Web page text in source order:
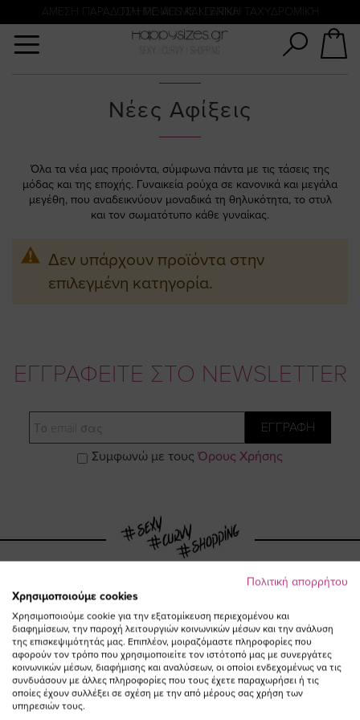
ΠΛΗΡΩΜΗ ΜΕ KLARNA
ΑΜΕΣΗ ΠΑΡΑΔΟΣΗ ΜΕ ACS ΚΑΙ ΓΕΝΙΚΗ ΤΑΧΥΔΡΟΜΙΚΉ
Νέες Αφίξεις
Όλα τα νέα μας προιόντα, σύμφωνα πάντα με τις τάσεις της
μόδας και της εποχής. Γυναικεία ρούχα σε κανονικά και μεγάλα
μεγέθη, που αναδεικνύουν μοναδικά τη θηλυκότητα, το στυλ
και τον σωματότυπο κάθε γυναίκας.
Δεν υπάρχουν προϊόντα στην
επιλεγμένη κατηγορία.
ΕΓΓΡΑΦΕΙΤΕ ΣΤΟ NEWSLETTER
Email
ΕΓΓΡΑΦΗ
Συμφωνώ με τους Όρους Χρήσης
Visit
https://
page
Visit
https://
page
Visit
https://
Visit
our
TikTok
Αναζήτηση
Πολιτική απορρήτου
Χρησιμοποιούμε cookies
Χρησιμοποιούμε cookie για την εξατομίκευση περιεχομένου και
διαφημίσεων, την παροχή λειτουργιών κοινωνικών μέσων και την ανάλυση
της επισκεψιμότητάς μας. Επιπλέον, μοιραζόμαστε πληροφορίες που
αφορούν τον τρόπο που χρησιμοποιείτε τον ιστότοπό μας με συνεργάτες
κοινωνικών μέσων, διαφήμισης και αναλύσεων, οι οποίοι ενδεχομένως να τις
συνδυάσουν με άλλες πληροφορίες που τους έχετε παραχωρήσει ή τις
οποίες έχουν συλλέξει σε σχέση με την από μέρους σας χρήση των
υπηρεσιών τους.